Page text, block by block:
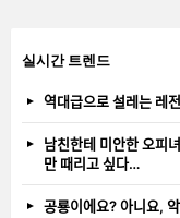
실시간 트렌드
역대급으로 설레는
남친한테 미안한
만 때리고 싶다…
공룡이에요? 아니요,